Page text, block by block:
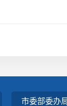
市委部委办